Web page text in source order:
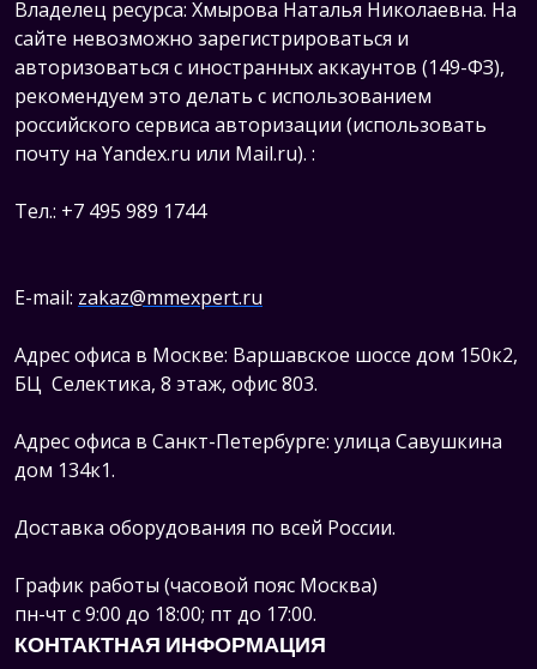
Владелец ресурса: Хмырова Наталья Николаевна. На
сайте невозможно зарегистрироваться и
авторизоваться с иностранных аккаунтов (149-ФЗ),
рекомендуем это делать с использованием
российского сервиса авторизации (использовать
почту на Yandex.ru или Mail.ru). :
Тел.: +7 495 989 1744
E-mail: zakaz@mmexpert.ru
Адрес офиса в Москве: Варшавское шоссе дом 150к2,
БЦ Селектика, 8 этаж, офис 803.
Адрес офиса в Санкт-Петербурге: улица Савушкина
дом 134к1.
Доставка оборудования по всей России.
График работы (часовой пояс Москва)
пн-чт с 9:00 до 18:00; пт до 17:00.
КОНТАКТНАЯ ИНФОРМАЦИЯ